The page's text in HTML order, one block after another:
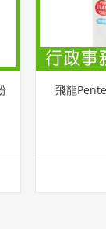
飛龍